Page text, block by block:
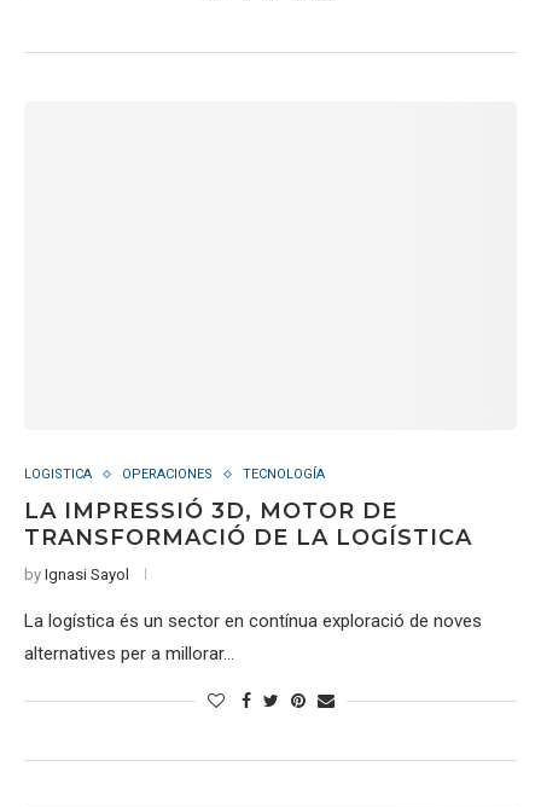
LOGISTICA OPERACIONES TECNOLOGÍA
LA IMPRESSIÓ 3D, MOTOR DE
TRANSFORMACIÓ DE LA LOGÍSTICA
by Ignasi Sayol
La logística és un sector en contínua exploració de noves
alternatives per a millorar…